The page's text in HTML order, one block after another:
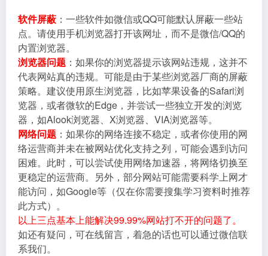
软件屏蔽 ：一些软件如微信或QQ可能默认屏蔽一些站
点。请使用手机浏览器打开该网址，而不是微信/QQ的
内置浏览器。
浏览器问题 ：如果你的浏览器提示该网站违规，这并不
代表网站真的违规。可能是由于某些浏览器厂商的屏蔽
策略。建议使用原生浏览器，比如苹果设备的Safari浏
览器，或者微软的Edge，并尝试一些独立开发的浏览
器，如Alook浏览器、X浏览器、VIA浏览器等。
网络问题 ：如果你的网络连接不稳定，或者你使用的网
络运营商并未在被网站优化支持之列，可能会遇到访问
困难。此时，可以尝试使用网络加速器，将网络切换至
更稳定的运营商。另外，部分网站可能需要科学上网才
能访问，如Google等（仅在你需要搜集学习资料时推荐
此方式）。
以上三点基本上能解决99.99%网站打不开的问题了。
如还有疑问，可在线留言，着急的话也可以通过微信联
系我们。